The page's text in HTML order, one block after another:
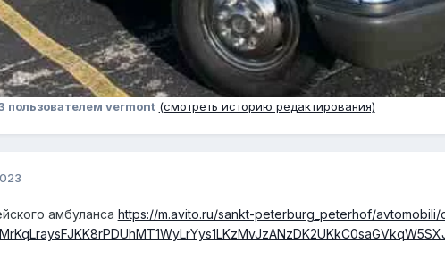
пользователем vermont (смотреть историю редактирования)
амбуланса https://m.avito.ru/sankt-peterburg_peterhof/avtomobili/